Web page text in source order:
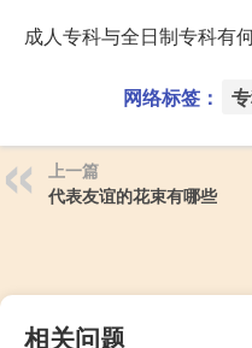
成人专科与全日制专科有
网络标签：
上一篇
代表友谊的花束有哪些
相关问题